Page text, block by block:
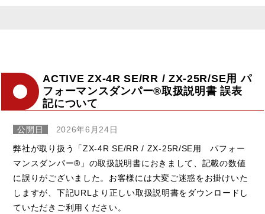
ACTIVE ZX-4R SE/RR / ZX-25R/SE用 パ
フォーマンスダンパー®取扱説明書 誤表
記について
公開日
2026年6月24日
弊社が取り扱う「ZX-4R SE/RR / ZX-25R/SE用 パフォー
マンスダンパー®」の取扱説明書におきまして、記載の数値
に誤りがございました。お客様には大変ご迷惑をお掛けいた
しますが、下記URLより正しい取扱説明書をダウンロードし
ていただきご利用ください。